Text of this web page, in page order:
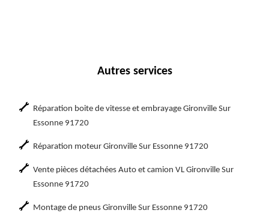
Autres services
Réparation boite de vitesse et embrayage Gironville Sur
Essonne 91720
Réparation moteur Gironville Sur Essonne 91720
Vente pièces détachées Auto et camion VL Gironville Sur
Essonne 91720
Montage de pneus Gironville Sur Essonne 91720